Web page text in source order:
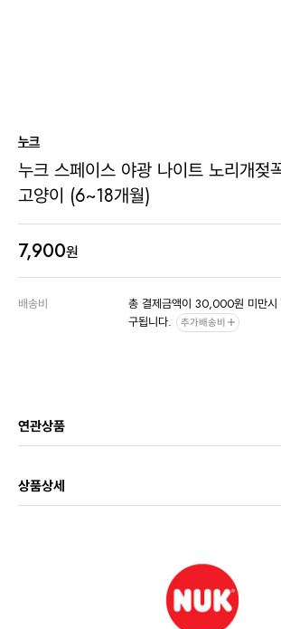
누크
누크 스페이스 야광 나이트 노리개젖
고양이 (6~18개월)
7,900원
배송비
총 결제금액이 30,000원 미만
구됩니다.
추가배송비
연관상품
상품상세